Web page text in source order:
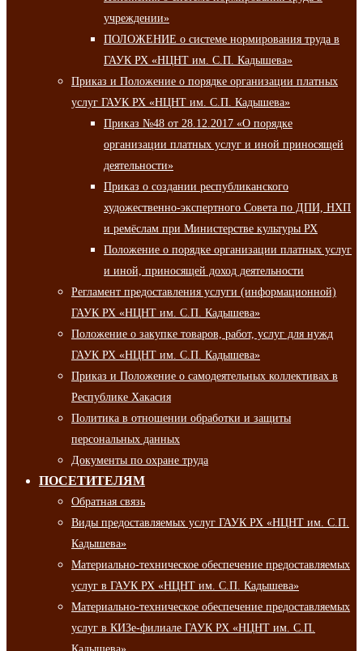
учреждении»
ПОЛОЖЕНИЕ о системе нормирования труда в
ГАУК РХ «НЦНТ им. С.П. Кадышева»
Приказ и Положение о порядке организации платных
услуг ГАУК РХ «НЦНТ им. С.П. Кадышева»
Приказ №48 от 28.12.2017 «О порядке
организации платных услуг и иной приносящей
деятельности»
Приказ о создании республиканского
художественно-экспертного Совета по ДПИ, НХП
и ремёслам при Министерстве культуры РХ
Положение о порядке организации платных услуг
и иной, приносящей доход деятельности
Регламент предоставления услуги (информационной)
ГАУК РХ «НЦНТ им. С.П. Кадышева»
Положение о закупке товаров, работ, услуг для нужд
ГАУК РХ «НЦНТ им. С.П. Кадышева»
Приказ и Положение о самодеятельных коллективах в
Республике Хакасия
Политика в отношении обработки и защиты
персональных данных
Документы по охране труда
ПОСЕТИТЕЛЯМ
Обратная связь
Виды предоставляемых услуг ГАУК РХ «НЦНТ им. С.П.
Кадышева»
Материально-техническое обеспечение предоставляемых
услуг в ГАУК РХ «НЦНТ им. С.П. Кадышева»
Материально-техническое обеспечение предоставляемых
услуг в КИЗе-филиале ГАУК РХ «НЦНТ им. С.П.